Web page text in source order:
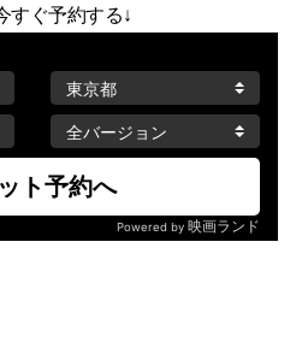
すぐ予約する↓